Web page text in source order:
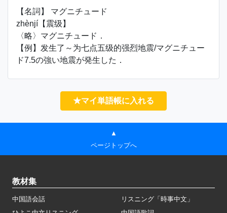
【名詞】 マグニチュード
zhènjí【震级】
〈略〉マグニチュード．
【例】发生了～为七点五级的强烈地震/マグニチュー
ド7.5の強い地震が発生した．
★マイ単語帳に入れる
▲
ページトップへ
教材集
中国語会話
リスニング「時事中文」